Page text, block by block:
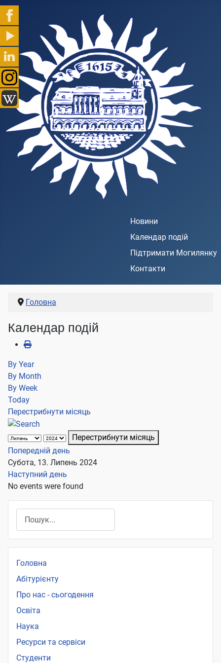
Новини
Календар подій
Підтримати Могилянку
Контакти
Головна
Календар подій
By Year
By Month
By Week
Today
Перестрибнути місяць
Перестрибнути місяць
Попередній день
Субота, 13. Липень 2024
Наступний день
No events were found
Головна
Абітурієнту
Про нас - сьогодення
Освіта
Наука
Ресурси та сервіси
Студенти